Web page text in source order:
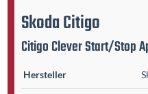
SkodaCitigo
Citigo Clever Start/Stop
Hersteller